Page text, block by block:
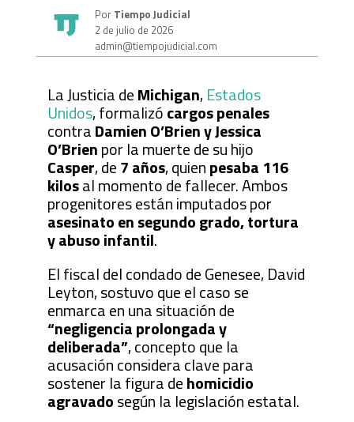
PorTiempo Judicial
2 de julio de 2026
admin@tiempojudicial.com
La Justicia deMichigan,Estados
Unidos, formalizócargos penales
contraDamien O’Brien y Jessica
O’Brienpor la muerte de su hijo
Casper, de7 años, quienpesaba 116
kilosal momento de fallecer. Ambos
progenitores están imputados por
asesinato en segundo grado, tortura
y abuso infantil.
El fiscal del condado de Genesee, David
Leyton, sostuvo que el caso se
enmarca en una situación de
“negligencia prolongada y
deliberada”, concepto que la
acusación considera clave para
sostener la figura dehomicidio
agravadosegún la legislación estatal.